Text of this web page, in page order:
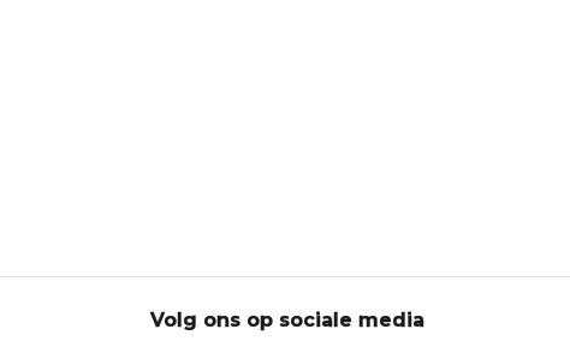
Volg ons op sociale media